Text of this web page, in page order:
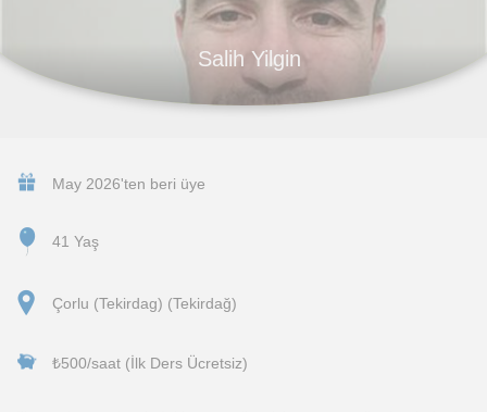
Salih Yilgin
May 2026'ten beri üye
41 Yaş
Çorlu (Tekirdag) (Tekirdağ)
₺500/saat (İlk Ders Ücretsiz)